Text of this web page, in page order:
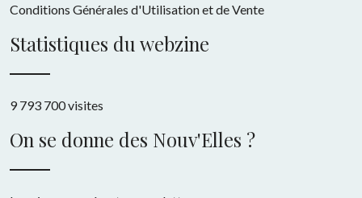
Conditions Générales d'Utilisation et de Vente
Statistiques du webzine
9 793 700 visites
On se donne des Nouv'Elles ?